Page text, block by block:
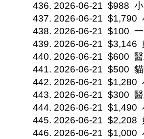
2026-06-21 $988
2026-06-21 $1,790
2026-06-21 $100
2026-06-21 $3,146
2026-06-21 $600
2026-06-21 $500
2026-06-21 $1,280
2026-06-21 $300
2026-06-21 $1,490
2026-06-21 $2,208
2026-06-21 $1,000